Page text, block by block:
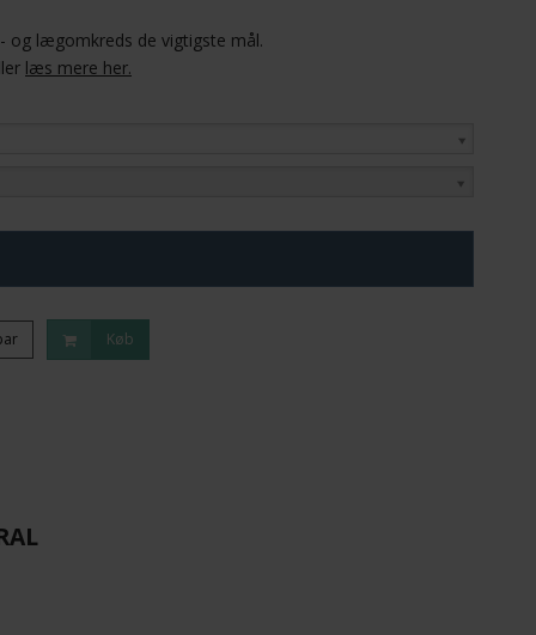
og lægomkreds de vigtigste mål.
læs mere her.
Køb